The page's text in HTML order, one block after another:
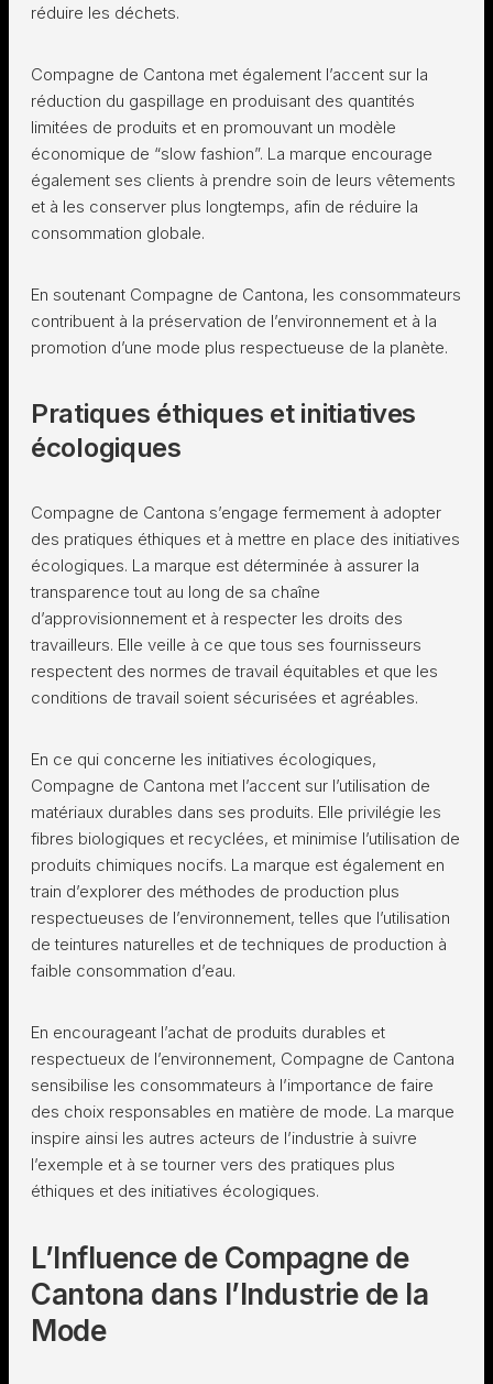
réduire les déchets.
Compagne de Cantona met également l’accent sur la
réduction du gaspillage en produisant des quantités
limitées de produits et en promouvant un modèle
économique de “slow fashion”. La marque encourage
également ses clients à prendre soin de leurs vêtements
et à les conserver plus longtemps, afin de réduire la
consommation globale.
En soutenant Compagne de Cantona, les consommateurs
contribuent à la préservation de l’environnement et à la
promotion d’une mode plus respectueuse de la planète.
Pratiques éthiques et initiatives
écologiques
Compagne de Cantona s’engage fermement à adopter
des pratiques éthiques et à mettre en place des initiatives
écologiques. La marque est déterminée à assurer la
transparence tout au long de sa chaîne
d’approvisionnement et à respecter les droits des
travailleurs. Elle veille à ce que tous ses fournisseurs
respectent des normes de travail équitables et que les
conditions de travail soient sécurisées et agréables.
En ce qui concerne les initiatives écologiques,
Compagne de Cantona met l’accent sur l’utilisation de
matériaux durables dans ses produits. Elle privilégie les
fibres biologiques et recyclées, et minimise l’utilisation de
produits chimiques nocifs. La marque est également en
train d’explorer des méthodes de production plus
respectueuses de l’environnement, telles que l’utilisation
de teintures naturelles et de techniques de production à
faible consommation d’eau.
En encourageant l’achat de produits durables et
respectueux de l’environnement, Compagne de Cantona
sensibilise les consommateurs à l’importance de faire
des choix responsables en matière de mode. La marque
inspire ainsi les autres acteurs de l’industrie à suivre
l’exemple et à se tourner vers des pratiques plus
éthiques et des initiatives écologiques.
L’Influence de Compagne de
Cantona dans l’Industrie de la
Mode